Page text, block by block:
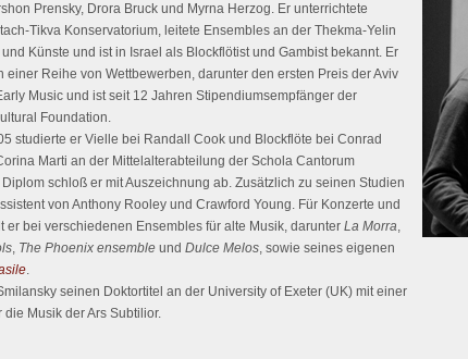
Prensky, Drora Bruck und Myrna Herzog. Er unterrichtete
Tikva Konservatorium, leitete Ensembles an der Thekma-Yelin
Künste und ist in Israel als Blockflötist und Gambist bekannt. Er
einer Reihe von Wettbewerben, darunter den ersten Preis der Aviv
Music und ist seit 12 Jahren Stipendiumsempfänger der
Foundation.
studierte er Vielle bei Randall Cook und Blockflöte bei Conrad
Marti an der Mittelalterabteilung der Schola Cantorum
schloß er mit Auszeichnung ab. Zusätzlich zu seinen Studien
von Anthony Rooley und Crawford Young. Für Konzerte und
er bei verschiedenen Ensembles für alte Musik, darunter La Morra,
, The Phoenix ensembleund Dulce Melos, sowie seines eigenen
.
seinen Doktortitel an der University of Exeter (UK) mit einer
die Musik der Ars Subtilior.